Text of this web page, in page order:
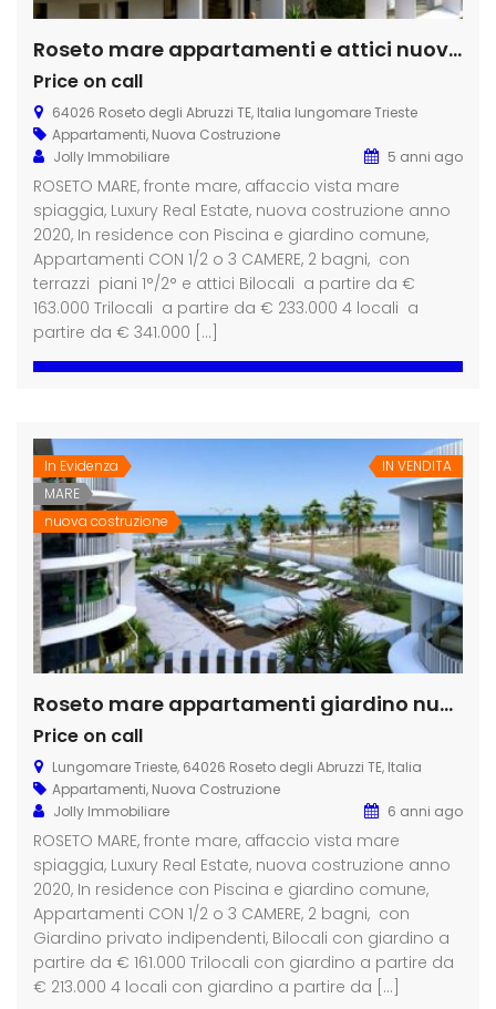
Roseto mare appartamenti e attici nuova costruzione
Price on call
64026 Roseto degli Abruzzi TE, Italia lungomare Trieste
Appartamenti, Nuova Costruzione
Jolly Immobiliare
5 anni ago
ROSETO MARE, fronte mare, affaccio vista mare
spiaggia, Luxury Real Estate, nuova costruzione anno
2020, In residence con Piscina e giardino comune,
Appartamenti CON 1/2 o 3 CAMERE, 2 bagni, con
terrazzi piani 1°/2° e attici Bilocali a partire da €
163.000 Trilocali a partire da € 233.000 4 locali a
partire da € 341.000 […]
In Evidenza
MARE
nuova costruzione
IN VENDITA
Roseto mare appartamenti giardino nuova costruzione
Price on call
Lungomare Trieste, 64026 Roseto degli Abruzzi TE, Italia
Appartamenti, Nuova Costruzione
Jolly Immobiliare
6 anni ago
ROSETO MARE, fronte mare, affaccio vista mare
spiaggia, Luxury Real Estate, nuova costruzione anno
2020, In residence con Piscina e giardino comune,
Appartamenti CON 1/2 o 3 CAMERE, 2 bagni, con
Giardino privato indipendenti, Bilocali con giardino a
partire da € 161.000 Trilocali con giardino a partire da
€ 213.000 4 locali con giardino a partire da […]